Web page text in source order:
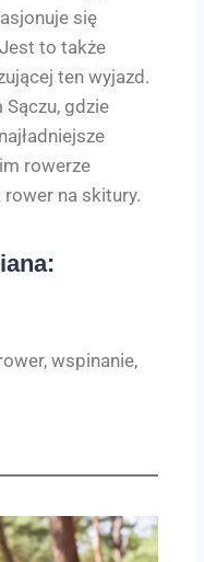
się
to także
ten wyjazd.
gdzie
rowerze
na skitury.
wspinanie,